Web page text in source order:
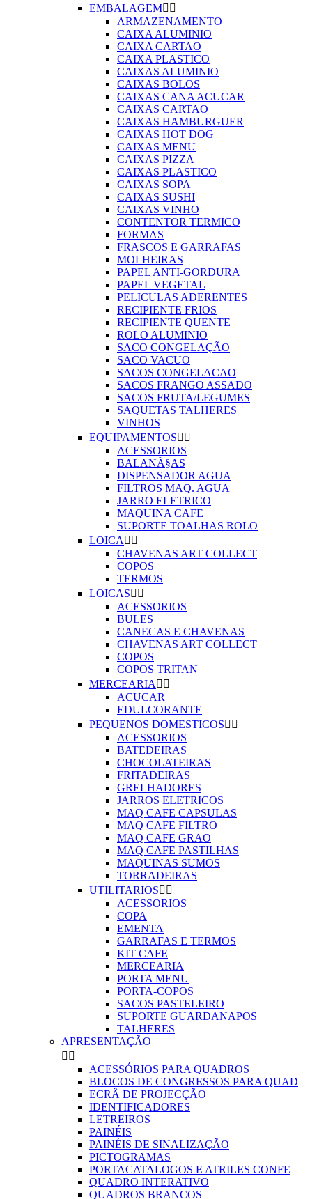
EMBALAGEM 
ARMAZENAMENTO
CAIXA ALUMINIO
CAIXA CARTAO
CAIXA PLASTICO
CAIXAS ALUMINIO
CAIXAS BOLOS
CAIXAS CANA ACUCAR
CAIXAS CARTAO
CAIXAS HAMBURGUER
CAIXAS HOT DOG
CAIXAS MENU
CAIXAS PIZZA
CAIXAS PLASTICO
CAIXAS SOPA
CAIXAS SUSHI
CAIXAS VINHO
CONTENTOR TERMICO
FORMAS
FRASCOS E GARRAFAS
MOLHEIRAS
PAPEL ANTI-GORDURA
PAPEL VEGETAL
PELICULAS ADERENTES
RECIPIENTE FRIOS
RECIPIENTE QUENTE
ROLO ALUMINIO
SACO CONGELAÇÃO
SACO VACUO
SACOS CONGELACAO
SACOS FRANGO ASSADO
SACOS FRUTA/LEGUMES
SAQUETAS TALHERES
VINHOS
EQUIPAMENTOS 
ACESSORIOS
BALANÃ§AS
DISPENSADOR AGUA
FILTROS MAQ. AGUA
JARRO ELETRICO
MAQUINA CAFE
SUPORTE TOALHAS ROLO
LOICA  
CHAVENAS ART COLLECT
COPOS
TERMOS
LOICAS 
ACESSORIOS
BULES
CANECAS E CHAVENAS
CHAVENAS ART COLLECT
COPOS
COPOS TRITAN
MERCEARIA  
ACUCAR
EDULCORANTE
PEQUENOS DOMESTICOS 
ACESSORIOS
BATEDEIRAS
CHOCOLATEIRAS
FRITADEIRAS
GRELHADORES
JARROS ELETRICOS
MAQ CAFE CAPSULAS
MAQ CAFE FILTRO
MAQ CAFE GRAO
MAQ CAFE PASTILHAS
MAQUINAS SUMOS
TORRADEIRAS
UTILITARIOS 
ACESSORIOS
COPA
EMENTA
GARRAFAS E TERMOS
KIT CAFE
MERCEARIA
PORTA MENU
PORTA-COPOS
SACOS PASTELEIRO
SUPORTE GUARDANAPOS
TALHERES
APRESENTAÇÃO
 
ACESSÓRIOS PARA QUADROS
BLOCOS DE CONGRESSOS PARA QUAD
ECRÂ DE PROJECÇÃO
IDENTIFICADORES
LETREIROS
PAINÉIS
PAINÉIS DE SINALIZAÇÃO
PICTOGRAMAS
PORTACATALOGOS E ATRILES CONFE
QUADRO INTERATIVO
QUADROS BRANCOS